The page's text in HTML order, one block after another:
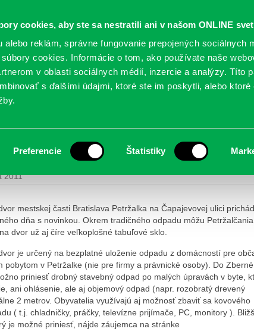
cookies, aby ste sa nestratili ani v našom ONLINE
alebo reklám, správne fungovanie prepojených sociálnych
cookies. Informácie o tom, ako používate naše
v oblasti sociálnych médií, inzercie a analýzy. Títo
s ďalšími údajmi, ktoré ste im poskytli, alebo ktoré
Preferencie Štatistiky
Oficiálne stránky
ORGANIZÁCIE OBLASTI NOVINY MAPY TLAČIVÁ
> Novinka v zbernom dvore
2011
mestskej časti Bratislava Petržalka na Čapajevovej ulici
dňa s novinkou. Okrem tradičného odpadu môžu Petržalčania
dvor už aj číre veľkoplošné tabuľové sklo.
je určený na bezplatné uloženie odpadu z domácností pre
pobytom v Petržalke (nie pre firmy a právnické osoby). Do
priniesť drobný stavebný odpad po malých úpravách v byte,
ani ohlásenie, ale aj objemový odpad (napr. rozobratý drevený
2 metrov. Obyvatelia využívajú aj možnosť zbaviť sa kovového
( t.j. chladničky, práčky, televízne prijímače, PC, monitory ).
je možné priniesť, nájde záujemca na stránke